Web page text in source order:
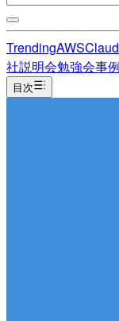
TrendingAWS
社説明会勉強会事例
目次